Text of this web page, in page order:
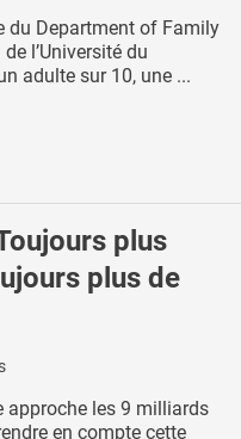
du Department of Family
l’Université du
adulte sur 10, une ...
plus
plus de
les 9 milliards
en compte cette